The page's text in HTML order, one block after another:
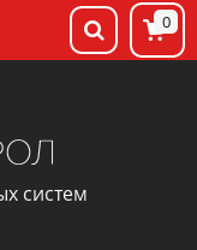
систем
0